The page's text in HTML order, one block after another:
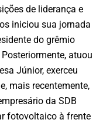
de liderança e
iniciou sua jornada
do grêmio
atuou
Júnior, exerceu
mais recentemente,
da SDB
fotovoltaico à frente